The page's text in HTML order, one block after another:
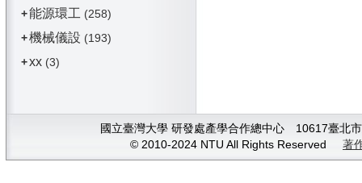
+能源環工 (258)
+機械儀設 (193)
+xx(3)
國立臺灣大學 研發處產學合作總中心 10617臺
© 2010-2024 NTU All Rights Reserved 著